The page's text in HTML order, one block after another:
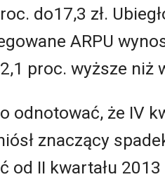
do17,3 zł.
ARPU
2,1 proc. wyższe niż
odnotować, że IV
znaczący
II kwartału 2013